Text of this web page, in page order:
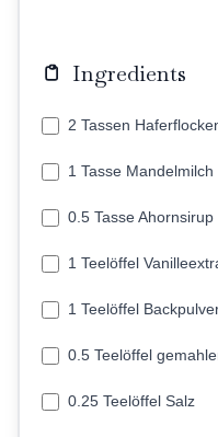
Ingredients
2 Tassen
1 Tasse
0.5 Tasse Ahornsirup
1 Teelöffel
1 Teelöffel
0.5 Teelöffel
0.25 Teelöffel Salz